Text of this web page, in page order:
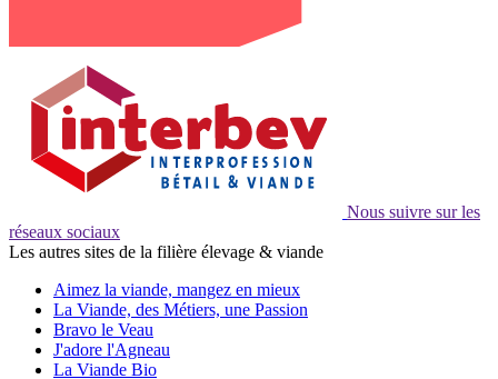
Nous suivre sur les
réseaux sociaux
Les autres sites de la filière élevage & viande
Aimez la viande, mangez en mieux
La Viande, des Métiers, une Passion
Bravo le Veau
J'adore l'Agneau
La Viande Bio